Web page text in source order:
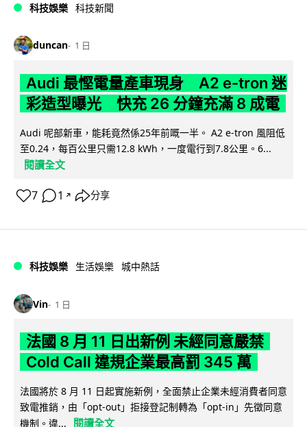
科技娛樂 科技新聞
duncan 1 日
Audi 最慳電量產車現身 A2 e-tron 迷
彩造型曝光 快充 26 分鐘充滿 8 成電
Audi 呢部新車，能耗竟然係25年前嘅一半。 A2 e-tron 風阻低
至0.24，每百公里只需12.8 kWh，一度電行到7.8公里。6...
閱讀全文
7 1 ↗ 分享
科技娛樂 生活娛樂 城中熱話
Vin 1 日
法國 8 月 11 日出新例 未經同意嚴禁
Cold Call 違規企業最高罰 345 萬
法國將於 8 月 11 日起實施新例，全面禁止企業未經消費者同意
致電推銷，由「opt-out」拒接登記制轉為「opt-in」先徵同意
機制。違...
閱讀全文